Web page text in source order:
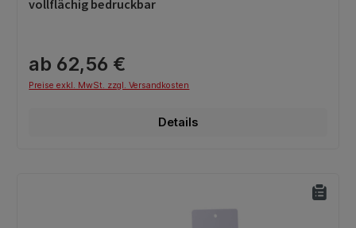
vollflächig bedruckbar
ab 62,56 €
Preise exkl. MwSt. zzgl. Versandkosten
Details